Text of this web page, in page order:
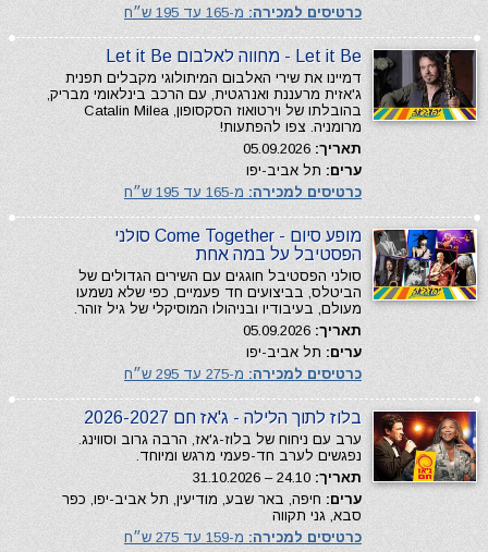
כרטיסים למכירה: מ-165 עד 195 ש״ח
Let it Be - מחווה לאלבום Let it Be
דמיינו את שירי האלבום המיתולוגי מקבלים תפנית
ג'אזית מרעננת ואנרגטית, עם הרכב בינלאומי מבריק,
בהובלתו של וירטואוז הסקסופון, Catalin Milea
מרומניה. צפו להפתעות!
תאריך:
ערים: תל אביב-יפו
כרטיסים למכירה: מ-165 עד 195 ש״ח
מופע סיום - Come Together סולני
הפסטיבל על במה אחת
סולני הפסטיבל חוגגים עם השירים הגדולים של
הביטלס, בביצועים חד פעמיים, כפי שלא נשמעו
מעולם, בעיבודיו ובניהולו המוסיקלי של גיל זוהר.
תאריך:
ערים: תל אביב-יפו
כרטיסים למכירה: מ-275 עד 295 ש״ח
בלוז לתוך הלילה - ג'אז חם 2026-2027
ערב עם ניחוח של בלוז-ג'אז, הרבה גרוב וסווינג.
נפגשים לערב חד-פעמי מרגש ומיוחד.
תאריך:
ערים: חיפה, באר שבע, מודיעין, תל אביב-יפו, כפר
סבא, גני תקווה
כרטיסים למכירה: מ-159 עד 275 ש״ח